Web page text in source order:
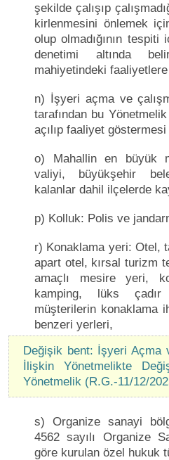
şekilde çalışıp
kirlenmesini önlemek
olup olmadığının
denetimi altında
mahiyetindeki
n) İşyeri açma ve
tarafından bu
açılıp faaliyet
o) Mahallin en büyük
valiyi, büyükşehir
kalanlar dahil ilçelerde
p) Kolluk: Polis ve
r) Konaklama yeri: Otel,
apart otel, kırsal turizm
amaçlı mesire yeri,
kamping, lüks
müşterilerin konaklama
benzeri yerleri,
Değişik bent: İşyeri Açma
İlişkin Yönetmelikte
Yönetmelik (R.G.-11/12/
s) Organize sanayi
4562 sayılı Organize
göre kurulan özel hukuk